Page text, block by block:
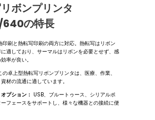
ボンプリンタ
の特長
印刷と熱転写印刷の両方に対応。熱転写はリボン
適しており、サーマルはリボンを必要とせず、感
率が良い。
の卓上型熱転写リボンプリンタは、医療、作業、
材の流通に適しています。
プション： USB、ブルートゥース、シリアルポ
フェースをサポートし、様々な機器との接続に便